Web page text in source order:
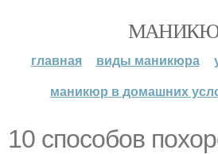
главная виды маникюра
маникюр в домашних
10 способов